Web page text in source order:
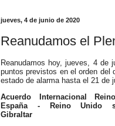
jueves, 4 de junio de 2020
Reanudamos el
Reanudamos hoy, jueves, 4 de
puntos previstos en el orden del
estado de alarma hasta el 21 de
Acuerdo Internacional
España - Reino Unido
Gibraltar